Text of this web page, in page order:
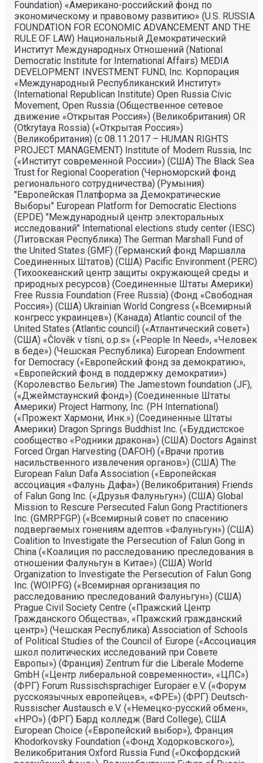
Foundation) «Американо-российский фонд по
экономическому и правовому развитию» (U.S. RUSSIA
FOUNDATION FOR ECONOMIC ADVANCEMENT AND THE
RULE OF LAW) Национальный Демократический
Институт Международных Отношений (National
Democratic Institute for International Affairs) MEDIA
DEVELOPMENT INVESTMENT FUND, Inc. Корпорация
«Международный Республиканский Институт»
(International Republican Institute) Open Russia Civic
Movement, Open Russia (Общественное сетевое
движение «Открытая Россия») (Великобритания) OR
(Otkrytaya Rossia) («Открытая Россия»)
(Великобритания) (с 08.11.2017 – HUMAN RIGHTS
PROJECT MANAGEMENT) Institute of Modern Russia, Inc
(«Институт современной России») (США) The Black Sea
Trust for Regional Cooperation (Черноморский фонд
регионального сотрудничества) (Румыния)
"Европейская Платформа за Демократические
Выборы" European Platform for Democratic Elections
(EPDE) "Международный центр электоральных
исследований" International elections study center (IESC)
(Литовская Республика) The German Marshall Fund of
the United States (GMF) (Германский фонд Маршалла
Соединенных Штатов) (США) Pacific Environment (PERC)
(Тихоокеанский центр защиты окружающей среды и
природных ресурсов) (Соединенные Штаты Америки)
Free Russia Foundation (Free Russia) (Фонд «Свободная
Россия») (США) Ukrainian World Congress («Всемирный
конгресс украинцев») (Канада) Atlantic council of the
United States (Atlantic council) («Атлантический совет»)
(США) «Člověk v tísni, o.p.s» («People In Need», «Человек
в беде») (Чешская Республика) European Endowment
for Democracy («Европейский фонд за демократию»,
«Европейский фонд в поддержку демократии»)
(Королевство Бельгия) The Jamestown foundation (JF),
(«Джеймстаунский фонд») (Соединенные Штаты
Америки) Project Harmony, Inc. (PH International)
(«Прожект Хармони, Инк.») (Соединенные Штаты
Америки) Dragon Springs Buddhist Inc. («Буддистское
сообщество «Родники дракона») (США) Doctors Against
Forced Organ Harvesting (DAFOH) («Врачи против
насильственного извлечения органов») (США) The
European Falun Dafa Association («Европейская
ассоциация «Фалунь Дафа») (Великобритания) Friends
of Falun Gong Inc. («Друзья Фалуньгун») (США) Global
Mission to Rescure Persecuted Falun Gong Practitioners
Inc. (GMRPFGP) («Всемирный совет по спасению
подвергаемых гонениям адептов «Фалуньгун») (США)
Coalition to Investigate the Persecution of Falun Gong in
China («Коалиция по расследованию преследования в
отношении Фалуньгун в Китае») (США) World
Organization to Investigate the Persecution of Falun Gong
Inc. (WOIPFG) («Всемирная организация по
расследованию преследований Фалуньгун») (США)
Prague Civil Society Centre («Пражский Центр
Гражданского Общества», «Пражский гражданский
центр») (Чешская Республика) Association of Schools
of Political Studies of the Council of Europe («Ассоциация
школ политических исследований при Совете
Европы») (Франция) Zentrum für die Liberale Moderne
GmbH («Центр либеральной современности», «ЦЛС»)
(ФРГ) Forum Russischsprachiger Europäer e.V. («Форум
русскоязычных европейцев», «ФРЕ») (ФРГ) Deutsch-
Russischer Austausch e.V. («Немецко-русский обмен»,
«НРО») (ФРГ) Бард колледж (Bard College), США
European Choice («Европейский выбор»), Франция
Khodorkovsky Foundation («Фонд Ходорковского»),
Великобритания Oxford Russia Fund («Оксфордский